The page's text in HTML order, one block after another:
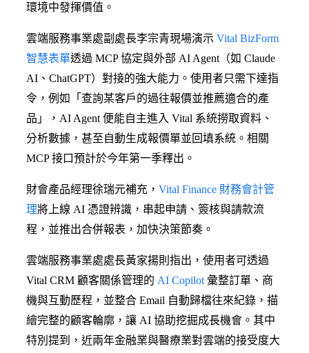
環境中發揮價值。
雲端服務事業處副處長李宗青現場演示 Vital BizForm
智慧表單透過 MCP 協定與外部 AI Agent（如 Claude
AI、ChatGPT）對接的強大能力。使用者只需下達指
令，例如「查詢某客戶的過往報價並推薦適合的產
品」，AI Agent 便能自主進入 Vital 系統撈取資料、
分析數據，甚至自動生成報價單並回填系統。相關
MCP 接口預計於今年第一季釋出。
財會產品經理徐瑞元補充， Vital Finance 財務會計管
理將上線 AI 憑證辨識，串起申請、簽核與請款流
程，並推出合併報表，加快決策節奏。
雲端服務事業處處長黃家揚則指出，使用者可透過
Vital CRM 顧客關係管理的 AI Copilot 彙整訂單、商
機與互動歷程，並整合 Email 自動歸檔往來紀錄，描
繪完整的顧客輪廓，讓 AI 協助挖掘成長機會。其中
特別提到，近兩年金融業與醫療業對雲端的接受度大